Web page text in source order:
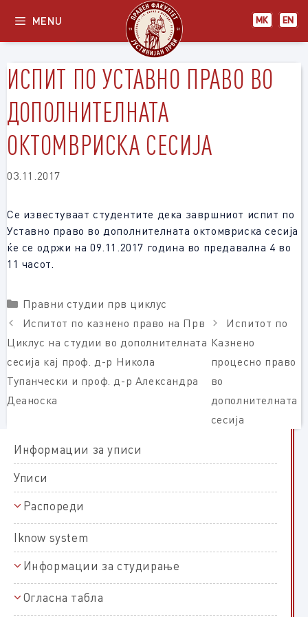
content
МК EN
MENU
ИСПИТ ПО УСТАВНО ПРАВО ВО
ДОПОЛНИТЕЛНАТА
ОКТОМВРИСКА СЕСИЈА
03.11.2017
Се известуваат студентите дека завршниот испит по
Уставно право во дополнителната октомвриска сесија
ќе се одржи на 09.11.2017 година во предавална 4 во
11 часот.
Categories
Правни студии прв циклус
Испитот по казнено право на Прв
Циклус на студии во дополнителната
сесија кај проф. д-р Никола
Тупанчески и проф. д-р Александра
Деаноска
Испитот по
Казнено
процесно право
во
дополнителната
сесија
Информации за уписи
Уписи
Распореди
Распореди на полагање
Распореди на настава
Прв циклус
Втор циклус
Iknow system
Информации за студирање
Полагања и оценување
Оценување и полагање на прв циклус студии
За ЕКТС
Огласна табла
Правни студии